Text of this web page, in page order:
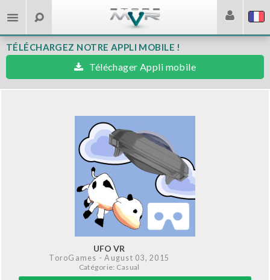
TÉLÉCHARGEZ NOTRE APPLI MOBILE !
Téléchager Appli mobile
UFO VR
ToroGames - August 03, 2015
Catégorie: Casual